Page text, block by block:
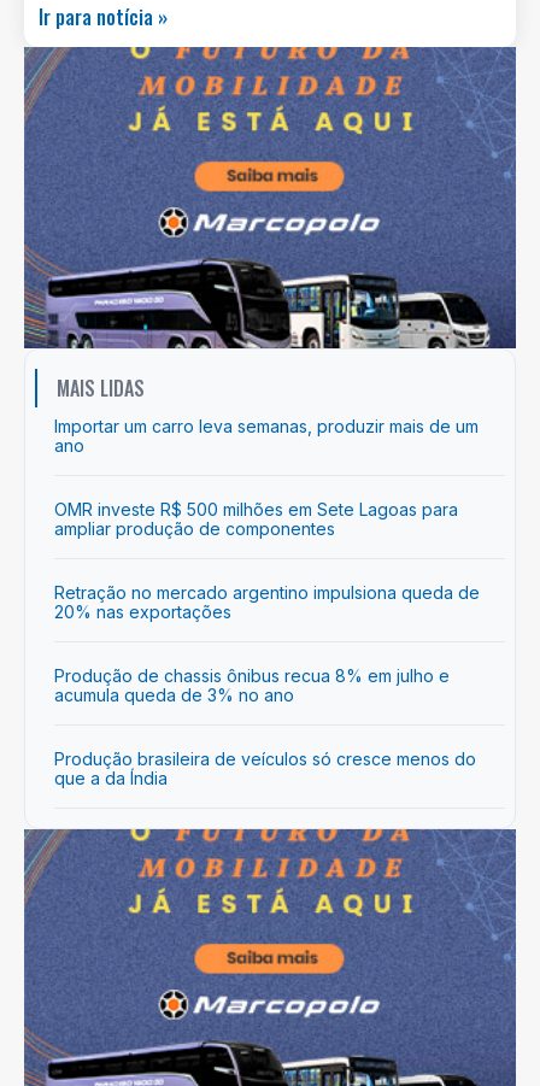
Ir para notícia »
MAIS LIDAS
Importar um carro leva semanas, produzir mais de um
ano
OMR investe R$ 500 milhões em Sete Lagoas para
ampliar produção de componentes
Retração no mercado argentino impulsiona queda de
20% nas exportações
Produção de chassis ônibus recua 8% em julho e
acumula queda de 3% no ano
Produção brasileira de veículos só cresce menos do
que a da Índia